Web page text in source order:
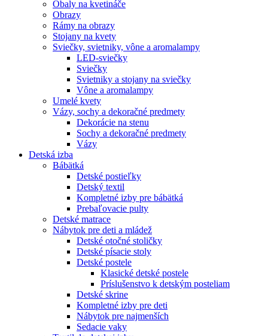
Obaly na kvetináče
Obrazy
Rámy na obrazy
Stojany na kvety
Sviečky, svietniky, vône a aromalampy
LED-sviečky
Sviečky
Svietniky a stojany na sviečky
Vône a aromalampy
Umelé kvety
Vázy, sochy a dekoračné predmety
Dekorácie na stenu
Sochy a dekoračné predmety
Vázy
Detská izba
Bábätká
Detské postieľky
Detský textil
Kompletné izby pre bábätká
Prebaľovacie pulty
Detské matrace
Nábytok pre deti a mládež
Detské otočné stoličky
Detské písacie stoly
Detské postele
Klasické detské postele
Príslušenstvo k detským posteliam
Detské skrine
Kompletné izby pre deti
Nábytok pre najmenších
Sedacie vaky